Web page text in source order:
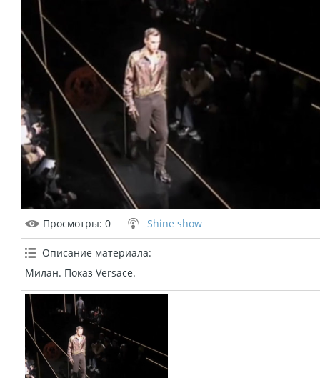
Просмотры: 0 Shine show
Описание материала:
Милан. Показ Versace.